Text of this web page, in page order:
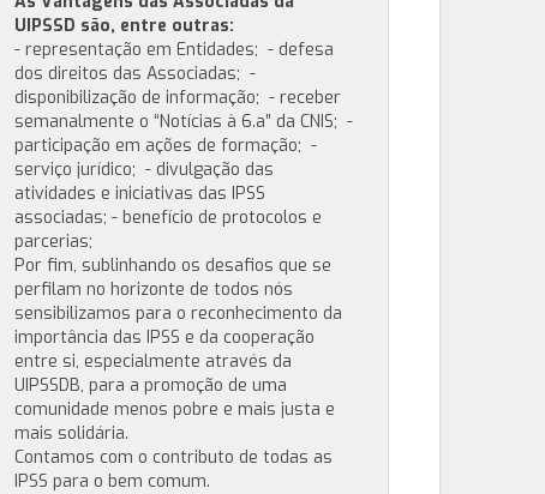
UIPSSD são, entre outras:
- representação em Entidades; - defesa
dos direitos das Associadas; -
disponibilização de informação; - receber
semanalmente o “Notícias à 6.a” da CNIS; -
participação em ações de formação; -
serviço jurídico; - divulgação das
atividades e iniciativas das IPSS
associadas; - benefício de protocolos e
parcerias;
Por fim, sublinhando os desafios que se
perfilam no horizonte de todos nós
sensibilizamos para o reconhecimento da
importância das IPSS e da cooperação
entre si, especialmente através da
UIPSSDB, para a promoção de uma
comunidade menos pobre e mais justa e
mais solidária.
Contamos com o contributo de todas as
IPSS para o bem comum.